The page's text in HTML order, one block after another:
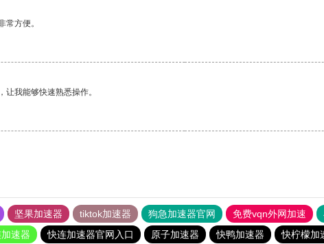
方便。
我能够快速熟悉操作。
坚果加速器 tiktok加速器 狗急加速器官网 免费vqn外网加速
速器 快连加速器官网入口 原子加速器 快鸭加速器 快柠檬加